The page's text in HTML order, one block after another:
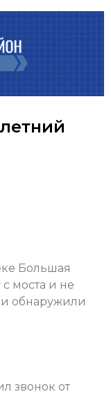
Большая
моста и не
обнаружили
звонок от